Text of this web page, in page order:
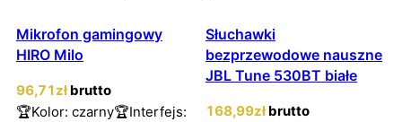
Mikrofon gamingowy
HIRO Milo
96,71zł brutto
🏆Kolor: czarny🏆Interfejs:
Słuchawki
bezprzewodowe nauszne
JBL Tune 530BT białe
168,99zł brutto